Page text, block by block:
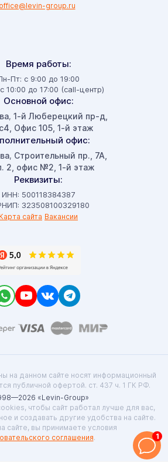
Время работы:
Пт: с 9:00 до 19:00
10:00 до 17:00 (call-центр)
Основной офис:
, 1-й Люберецкий пр-д,
Офис 105, 1-й этаж
офис:
, Строительный пр., 7А,
2, офис №2, 1-й этаж
Реквизиты:
ИНН: 500118384387
323508100329180
Карта сайта Вакансии
office@levin-group.ru
на данном сайте носят информационный
публичной офертой. ст. 437 ч. 1 ГК РФ.
«Levin-Group»
чтобы сайт работал лучше для вас,
и создавать другие удобства на сайте.
сайте, вы принимаете условия
соглашения. 1